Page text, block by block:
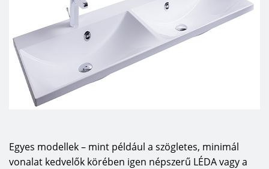
Egyes modellek – mint például a szögletes, minimál
vonalat kedvelők körében igen népszerű LÉDA vagy a